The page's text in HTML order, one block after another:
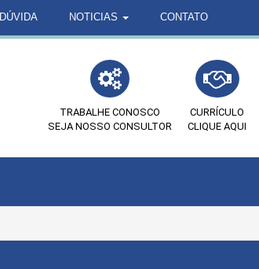
DÚVIDA NOTICIAS CONTATO
TRABALHE CONOSCO
SEJA NOSSO CONSULTOR
CURRÍCULO
CLIQUE AQUI